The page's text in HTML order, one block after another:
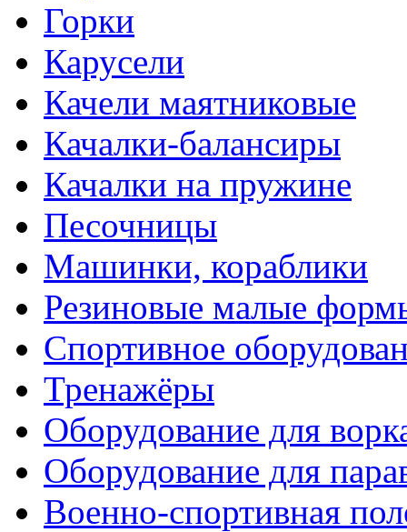
Горки
Карусели
Качели маятниковые
Качалки-балансиры
Качалки на пружине
Песочницы
Машинки, кораблики
Резиновые малые
Спортивное
Тренажёры
Оборудование для
Оборудование для
Военно-спортивная